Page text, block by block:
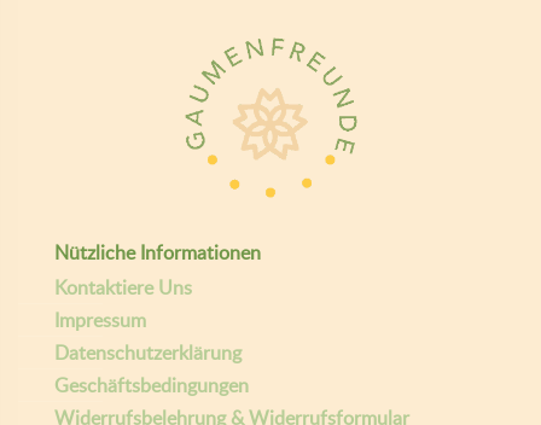
Nützliche Informationen
Kontaktiere Uns
Impressum
Datenschutzerklärung
Geschäftsbedingungen
Widerrufsbelehrung & Widerrufsformular